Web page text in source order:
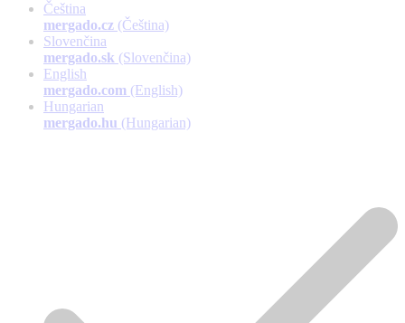
Čeština
mergado.cz (Čeština)
Slovenčina
mergado.sk (Slovenčina)
English
mergado.com (English)
Hungarian
mergado.hu (Hungarian)